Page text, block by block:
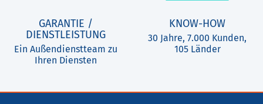
GARANTIE /
DIENSTLEISTUNG
Ein Außendienstteam zu
Ihren Diensten
KNOW-HOW
30 Jahre, 7.000 Kunden,
105 Länder